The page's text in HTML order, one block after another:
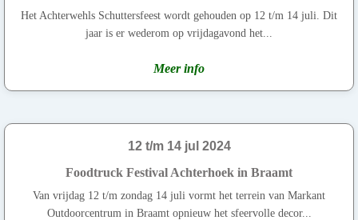
Het Achterwehls Schuttersfeest wordt gehouden op 12 t/m 14 juli. Dit
jaar is er wederom op vrijdagavond het...
Meer info
12 t/m 14 jul 2024
Foodtruck Festival Achterhoek in Braamt
Van vrijdag 12 t/m zondag 14 juli vormt het terrein van Markant
Outdoorcentrum in Braamt opnieuw het sfeervolle decor...